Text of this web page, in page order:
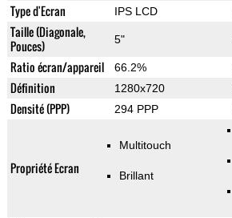
Type d'Ecran IPS LCD
Taille (Diagonale,
Pouces)
5"
Ratio écran/appareil 66.2%
Définition 1280x720
Densité (PPP) 294 PPP
Propriété Ecran
Multitouch
Brillant